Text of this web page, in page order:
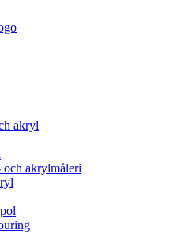
akryl
och akrylmåleri